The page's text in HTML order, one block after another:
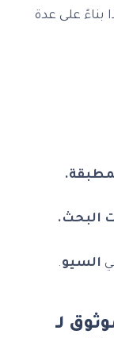
على عدة
البحث.
السيو.
لـ